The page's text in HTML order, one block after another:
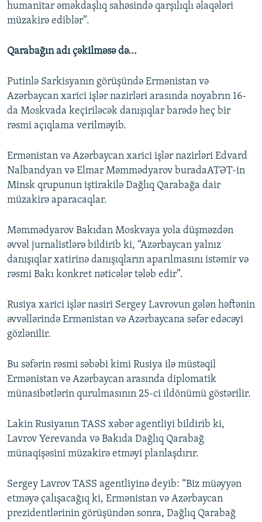
humanitar əməkdaşlıq sahəsində qarşılıqlı əlaqələri
müzakirə ediblər”.
Qarabağın adı çəkilməsə də...
Putinlə Sarkisyanın görüşündə Ermənistan və
Azərbaycan xarici işlər nazirləri arasında noyabrın 16-
da Moskvada keçiriləcək danışıqlar barədə heç bir
rəsmi açıqlama verilməyib.
Ermənistan və Azərbaycan xarici işlər nazirləri Edvard
Nalbandyan və Elmar Məmmədyarov buradaATƏT-in
Minsk qrupunun iştirakilə Dağlıq Qarabağa dair
müzakirə aparacaqlar.
Məmmədyarov Bakıdan Moskvaya yola düşməzdən
əvvəl jurnalistlərə bildirib ki, “Azərbaycan yalnız
danışıqlar xatirinə danışıqların aparılmasını istəmir və
rəsmi Bakı konkret nəticələr tələb edir”.
Rusiya xarici işlər nasiri Sergey Lavrovun gələn həftənin
əvvəllərində Ermənistan və Azərbaycana səfər edəcəyi
gözlənilir.
Bu səfərin rəsmi səbəbi kimi Rusiya ilə müstəqil
Ermənistan və Azərbaycan arasında diplomatik
münasibətlərin qurulmasının 25-ci ildönümü göstərilir.
Lakin Rusiyanın TASS xəbər agentliyi bildirib ki,
Lavrov Yerevanda və Bakıda Dağlıq Qarabağ
münaqişəsini müzakirə etməyi planlaşdırır.
Sergey Lavrov TASS agentliyinə deyib: “Biz müəyyən
etməyə çalışacağıq ki, Ermənistan və Azərbaycan
prezidentlərinin görüşündən sonra, Dağlıq Qarabağ